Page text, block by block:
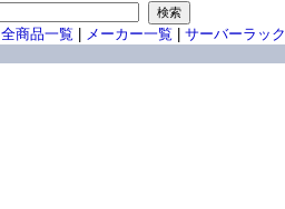
全商品一覧 メーカー一覧 サーバーラック